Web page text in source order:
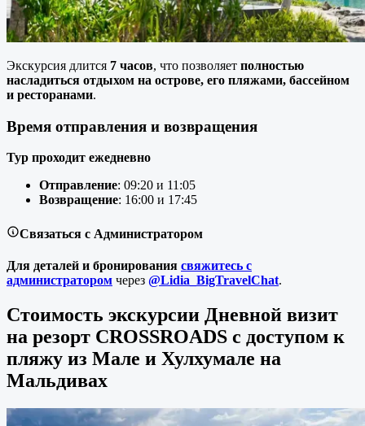
Экскурсия длится 7 часов, что позволяет полностью
насладиться отдыхом на острове, его пляжами, бассейном
и ресторанами.
Время отправления и возвращения
Тур проходит ежедневно
Отправление: 09:20 и 11:05
Возвращение: 16:00 и 17:45
Связаться с Администратором
Для деталей и бронирования свяжитесь с
администратором через @Lidia_BigTravelChat.
Стоимость экскурсии Дневной визит
на резорт CROSSROADS с доступом к
пляжу из Мале и Хулхумале на
Мальдивах